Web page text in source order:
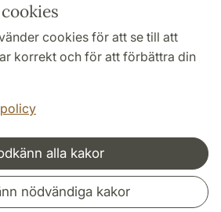
cookies för att se till att
korrekt och för att förbättra din
alla kakor
nödvändiga kakor
och nätverk